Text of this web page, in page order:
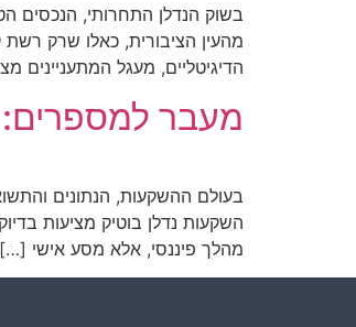
בשוק הנדלן התחרותי, הנכסים
מהעין הציבורית, כאלו שרק רשת
הדיגיטליים, מעגל
מעבר למספרים:
בעולם ההשקעות, הנתונים
השקעות נדלן בוטיק מציעות
מהלך פיננסי, אלא מסע אישי […]